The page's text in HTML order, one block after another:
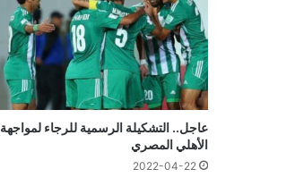
عاجل.. التشكيلة الرسمية للرجاء لمواجهة
الأهلي المصري
2022-04-22